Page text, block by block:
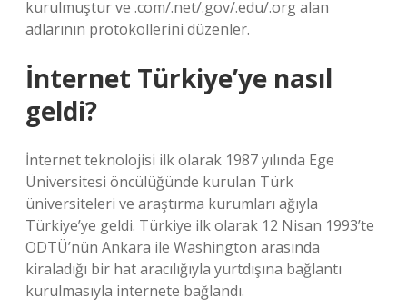
kurulmuştur ve .com/.net/.gov/.edu/.org alan
adlarının protokollerini düzenler.
İnternet Türkiye’ye nasıl
geldi?
İnternet teknolojisi ilk olarak 1987 yılında Ege
Üniversitesi öncülüğünde kurulan Türk
üniversiteleri ve araştırma kurumları ağıyla
Türkiye’ye geldi. Türkiye ilk olarak 12 Nisan 1993’te
ODTÜ’nün Ankara ile Washington arasında
kiraladığı bir hat aracılığıyla yurtdışına bağlantı
kurulmasıyla internete bağlandı.